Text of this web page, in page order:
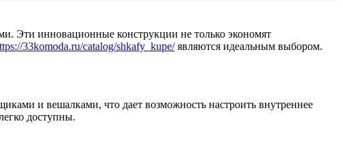
Эти инновационные конструкции не только экономят
33komoda.ru/catalog/shkafy_kupe/являются идеальным выбором.
и вешалками, что дает возможность настроить внутреннее
доступны.